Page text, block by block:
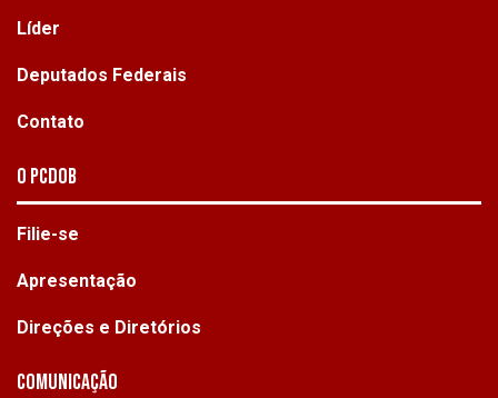
Líder
Deputados Federais
Contato
O PCdoB
Filie-se
Apresentação
Direções e Diretórios
Comunicação